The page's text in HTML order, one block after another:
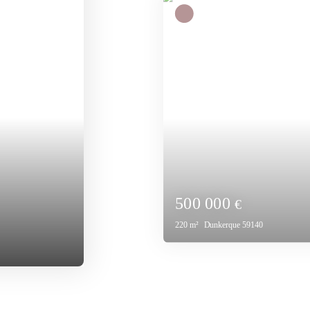
Nous contacter
350m² Dunkerque 59140